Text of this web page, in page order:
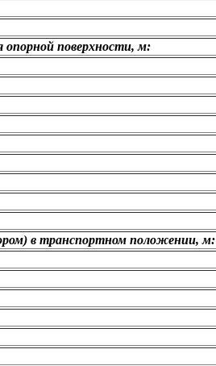
опорной поверхности, м:
в транспортном положении, м: